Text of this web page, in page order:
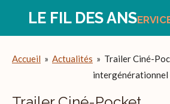
Passer
principal
LE FIL DES ANS
Accueil » Actualités » Trailer Ciné-